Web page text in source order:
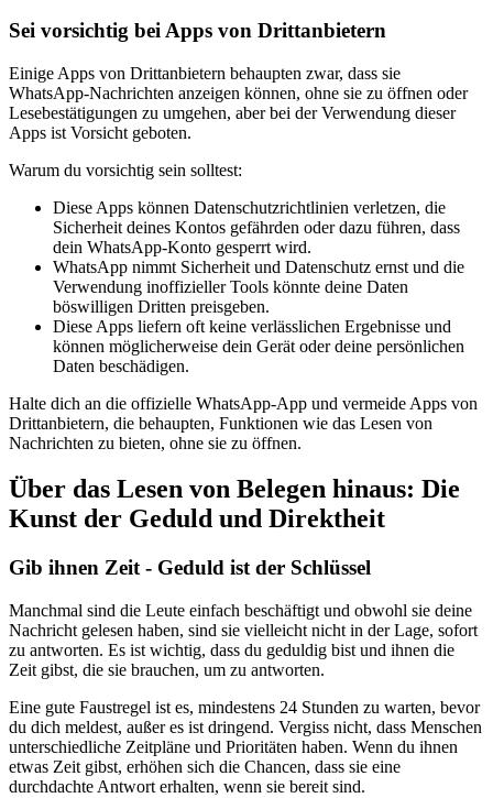
Sei vorsichtig bei Apps von Drittanbietern
Einige Apps von Drittanbietern behaupten zwar, dass sie
WhatsApp-Nachrichten anzeigen können, ohne sie zu öffnen oder
Lesebestätigungen zu umgehen, aber bei der Verwendung dieser
Apps ist Vorsicht geboten.
Warum du vorsichtig sein solltest:
Diese Apps können Datenschutzrichtlinien verletzen, die
Sicherheit deines Kontos gefährden oder dazu führen, dass
dein WhatsApp-Konto gesperrt wird.
WhatsApp nimmt Sicherheit und Datenschutz ernst und die
Verwendung inoffizieller Tools könnte deine Daten
böswilligen Dritten preisgeben.
Diese Apps liefern oft keine verlässlichen Ergebnisse und
können möglicherweise dein Gerät oder deine persönlichen
Daten beschädigen.
Halte dich an die offizielle WhatsApp-App und vermeide Apps von
Drittanbietern, die behaupten, Funktionen wie das Lesen von
Nachrichten zu bieten, ohne sie zu öffnen.
Über das Lesen von Belegen hinaus: Die
Kunst der Geduld und Direktheit
Gib ihnen Zeit - Geduld ist der Schlüssel
Manchmal sind die Leute einfach beschäftigt und obwohl sie deine
Nachricht gelesen haben, sind sie vielleicht nicht in der Lage, sofort
zu antworten. Es ist wichtig, dass du geduldig bist und ihnen die
Zeit gibst, die sie brauchen, um zu antworten.
Eine gute Faustregel ist es, mindestens 24 Stunden zu warten, bevor
du dich meldest, außer es ist dringend. Vergiss nicht, dass Menschen
unterschiedliche Zeitpläne und Prioritäten haben. Wenn du ihnen
etwas Zeit gibst, erhöhen sich die Chancen, dass sie eine
durchdachte Antwort erhalten, wenn sie bereit sind.